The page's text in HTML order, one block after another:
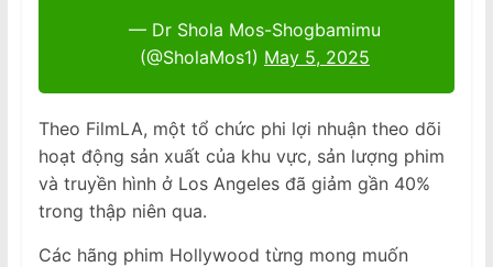
— Dr Shola Mos-Shogbamimu
(@SholaMos1) May 5, 2025
Theo FilmLA, một tổ chức phi lợi nhuận theo dõi
hoạt động sản xuất của khu vực, sản lượng phim
và truyền hình ở Los Angeles đã giảm gần 40%
trong thập niên qua.
Các hãng phim Hollywood từng mong muốn